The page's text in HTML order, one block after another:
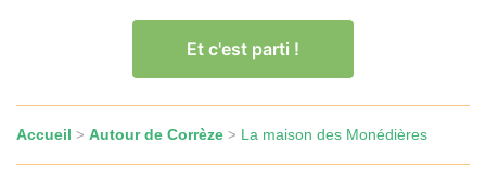
Et c'est parti !
Accueil > Autour de Corrèze > La maison des Monédières